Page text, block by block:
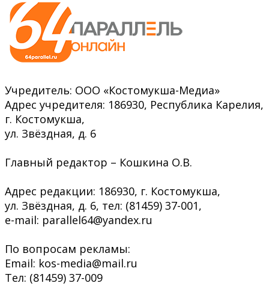
Учредитель: ООО «Костомукша-Медиа»
Адрес учредителя: 186930, Республика Карелия,
г. Костомукша,
ул. Звёздная, д. 6
Главный редактор – Кошкина О.В.
Адрес редакции: 186930, г. Костомукша,
ул. Звёздная, д. 6, тел: (81459) 37-001,
e-mail: parallel64@yandex.ru
По вопросам рекламы:
Email: kos-media@mail.ru
Тел: (81459) 37-009